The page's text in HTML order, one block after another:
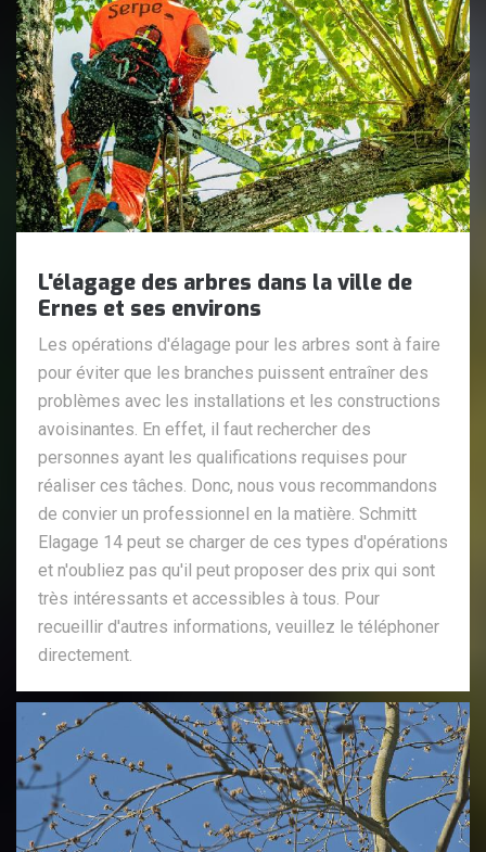
L'élagage des arbres dans la ville de
Ernes et ses environs
Les opérations d'élagage pour les arbres sont à faire
pour éviter que les branches puissent entraîner des
problèmes avec les installations et les constructions
avoisinantes. En effet, il faut rechercher des
personnes ayant les qualifications requises pour
réaliser ces tâches. Donc, nous vous recommandons
de convier un professionnel en la matière. Schmitt
Elagage 14 peut se charger de ces types d'opérations
et n'oubliez pas qu'il peut proposer des prix qui sont
très intéressants et accessibles à tous. Pour
recueillir d'autres informations, veuillez le téléphoner
directement.